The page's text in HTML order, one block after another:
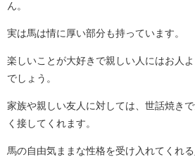
ん。
実は馬は情に厚い部分も持っています。
楽しいことが大好きで親しい人にはお人
でしょう。
家族や親しい友人に対しては、世話焼き
く接してくれます。
馬の自由気ままな性格を受け入れてくれ